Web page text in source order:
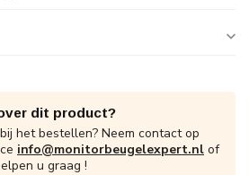
dit product?
het bestellen? Neem contact op
info@monitorbeugelexpert.nl of
u graag !